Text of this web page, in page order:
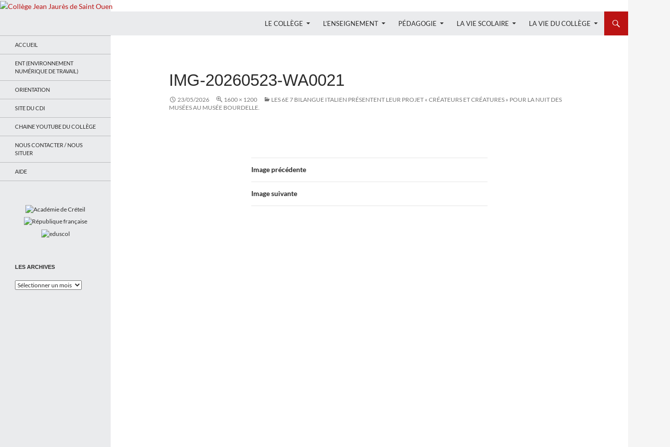
LE COLLÈGE L’ENSEIGNEMENT PÉDAGOGIE LA VIE SCOLAIRE LA VIE DU COLLÈGE
IMG-20260523-WA0021
23/05/2026 1600 × 1200
LES 6E 7 BILANGUE ITALIEN PRÉSENTENT LEUR PROJET « CRÉATEURS ET CRÉATURES » POUR LA NUIT DES
MUSÉES AU MUSÉE BOURDELLE.
Image précédente
Image suivante
ACCUEIL
ENT (ENVIRONNEMENT
NUMÉRIQUE DE TRAVAIL)
ORIENTATION
SITE DU CDI
CHAINE YOUTUBE DU COLLÈGE
NOUS CONTACTER / NOUS
SITUER
AIDE
LES ARCHIVES
Les